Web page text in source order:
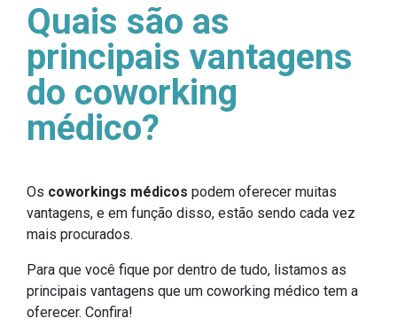
Quais são as
principais vantagens
do coworking
médico?
Os coworkings médicos podem oferecer muitas
vantagens, e em função disso, estão sendo cada vez
mais procurados.
Para que você fique por dentro de tudo, listamos as
principais vantagens que um coworking médico tem a
oferecer. Confira!